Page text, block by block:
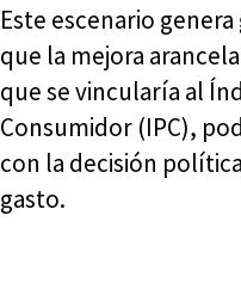
Este escenario
que la mejora
que se vincularía al
Consumidor (IPC),
con la decisión
gasto.